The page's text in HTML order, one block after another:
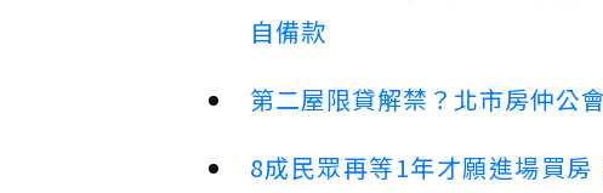
自備款
第二屋限貸解禁？北市房仲公
8成民眾再等1年才願進場買